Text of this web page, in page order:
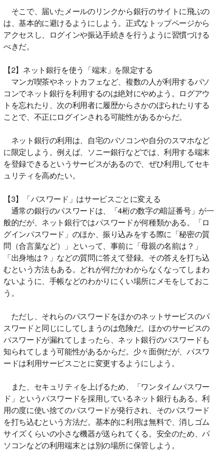
そこで、届いたメールのリンクから銀行のサイトに飛ぶの
は、基本的に避けるようにしよう。正式なトップページから
アクセスし、ログインや振込手続きを行うように習慣づける
べきだ。
【2】ネット銀行を使う「端末」を限定する
マンガ喫茶やネットカフェなど、複数の人が利用するパソ
コンでネット銀行を利用するのは絶対にやめよう。ログアウ
トを忘れたり、次の利用者に履歴からさかのぼられたりする
ことで、不正にログインされる可能性があるからだ。
ネット銀行の利用は、自宅のパソコンや自分のスマホなど
に限定しよう。例えば、ソニー銀行などでは、利用する端末
を登録できるというサービスがあるので、ぜひ利用してセキ
ュリティを高めたい。
【3】「パスワード」はサービスごとに変える
通常の銀行のパスワードは、「4桁の数字の暗証番号」が一
般的だが、ネット銀行ではパスワードが何種類かある。「ロ
グインパスワード」のほか、振り込みをする際に「秘密の質
問（合言葉など）」といって、事前に「母親の名前は？」
「出身地は？」などの質問に答えて登録。その答えを打ち込
むという方法もある。どれが何だかわからなくなってしまわ
ないように、手帳などのわかりにくい場所にメモをしておこ
う。
ただし、それらのパスワードをほかのネットサービスのパ
スワードと同じにしてしまうのは危険だ。ほかのサービスの
パスワードが漏れてしまったら、ネット銀行のパスワードも
知られてしまう可能性があるからだ。少々面倒だが、パスワ
ードは利用サービスごとに変更するようにしよう。
また、セキュリティを上げるため、「ワンタイムパスワー
ド」というパスワードを採用しているネット銀行もある。利
用の度に使い捨てのパスワードが発行され、そのパスワード
を打ち込むという方法だ。基本的に利用は無料で、消しゴム
サイズくらいの小さな機器が送られてくる。安全のため、パ
ソコンなどの利用端末とは別の場所に保管しよう。